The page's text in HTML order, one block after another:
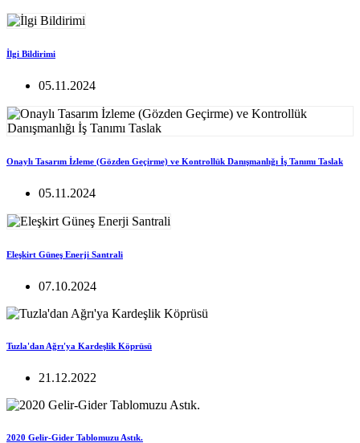
İlgi Bildirimi
05.11.2024
Onaylı Tasarım İzleme (Gözden Geçirme) ve Kontrollük Danışmanlığı İş Tanımı Taslak
05.11.2024
Eleşkirt Güneş Enerji Santrali
07.10.2024
Tuzla'dan Ağrı'ya Kardeşlik Köprüsü
21.12.2022
2020 Gelir-Gider Tablomuzu Astık.